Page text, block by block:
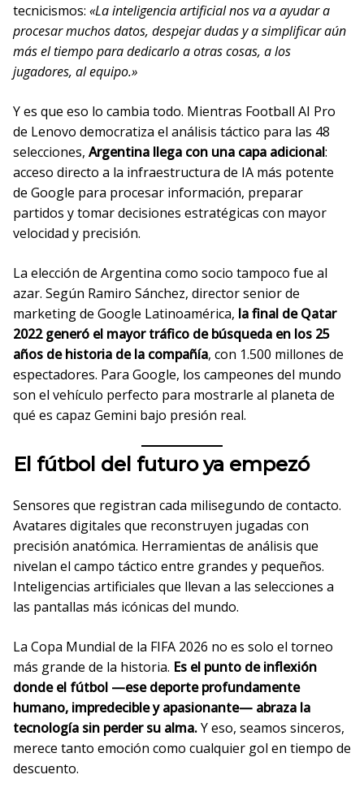
tecnicismos: «La inteligencia artificial nos va a ayudar a
procesar muchos datos, despejar dudas y a simplificar aún
más el tiempo para dedicarlo a otras cosas, a los
jugadores, al equipo.»
Y es que eso lo cambia todo. Mientras Football AI Pro
de Lenovo democratiza el análisis táctico para las 48
selecciones, Argentina llega con una capa adicional:
acceso directo a la infraestructura de IA más potente
de Google para procesar información, preparar
partidos y tomar decisiones estratégicas con mayor
velocidad y precisión.
La elección de Argentina como socio tampoco fue al
azar. Según Ramiro Sánchez, director senior de
marketing de Google Latinoamérica, la final de Qatar
2022 generó el mayor tráfico de búsqueda en los 25
años de historia de la compañía, con 1.500 millones de
espectadores. Para Google, los campeones del mundo
son el vehículo perfecto para mostrarle al planeta de
qué es capaz Gemini bajo presión real.
El fútbol del futuro ya empezó
Sensores que registran cada milisegundo de contacto.
Avatares digitales que reconstruyen jugadas con
precisión anatómica. Herramientas de análisis que
nivelan el campo táctico entre grandes y pequeños.
Inteligencias artificiales que llevan a las selecciones a
las pantallas más icónicas del mundo.
La Copa Mundial de la FIFA 2026 no es solo el torneo
más grande de la historia. Es el punto de inflexión
donde el fútbol —ese deporte profundamente
humano, impredecible y apasionante— abraza la
tecnología sin perder su alma.Y eso, seamos sinceros,
merece tanto emoción como cualquier gol en tiempo de
descuento.